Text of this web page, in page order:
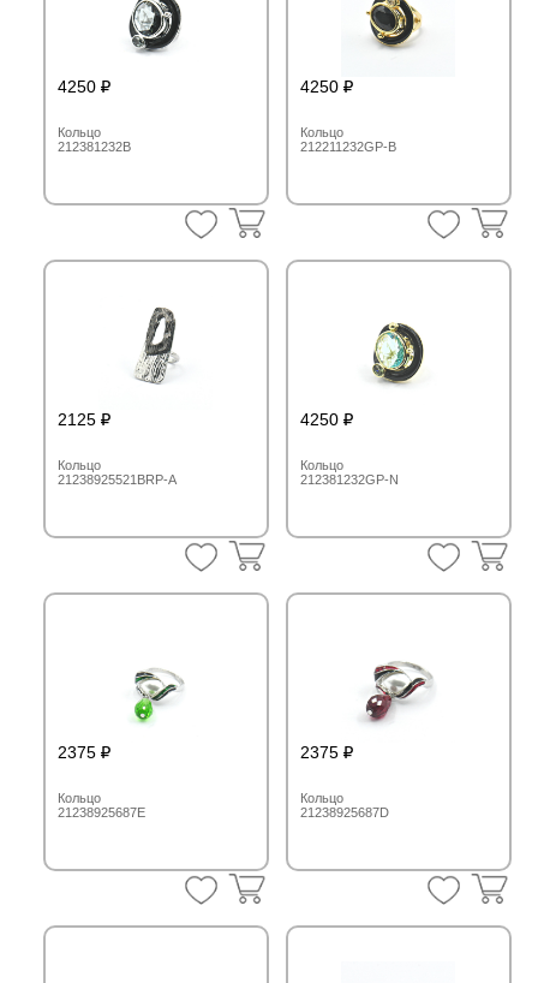
4250
Кольцо
212211232GP-B
4250
Кольцо
212381232B
4250
Кольцо
212381232GP-N
2125
Кольцо
21238925521BRP-A
2375
Кольцо
21238925687D
2375
Кольцо
21238925687E